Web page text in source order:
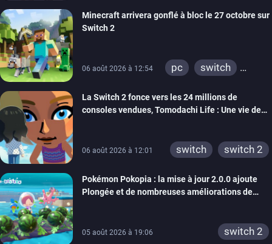
Minecraft arrivera gonflé à bloc le 27 octobre sur
Switch 2
06 août 2026 à 12:54 pc
switch
xbox one
wiiu
3ds
ps3
switch 2
La Switch 2 fonce vers les 24 millions de
consoles vendues, Tomodachi Life : Une vie de
06 août 2026 à 12:01 switch switch 2
Pokémon Pokopia : la mise à jour 2.0.0 ajoute
Plongée et de nombreuses améliorations de
05 août 2026 à 19:06 switch 2